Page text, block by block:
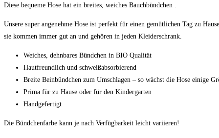
Diese bequeme Hose hat ein breites, weiches Bauchbündchen .
Unsere super angenehme Hose ist perfekt für einen gemütlichen Tag zu
sie kommen immer gut an und gehören in jeden Kleiderschrank.
Weiches, dehnbares Bündchen in BIO Qualität
Hautfreundlich und schweißabsorbierend
Breite Beinbündchen zum Umschlagen – so wächst die Hose einige
Prima für zu Hause oder für den Kindergarten
Handgefertigt
Die Bündchenfarbe kann je nach Verfügbarkeit leicht variieren!